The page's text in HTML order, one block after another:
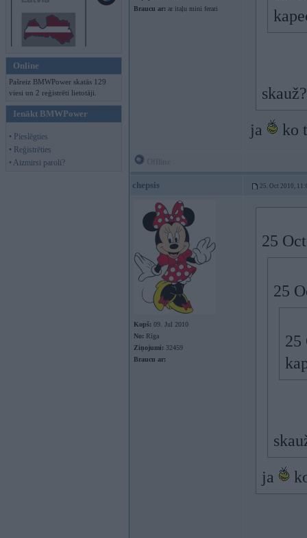
Online
Pašreiz BMWPower skatās 129
viesi un 2 reģistrēti lietotāji.
Ienākt BMWPower
• Pieslēgties
• Reģistrēties
• Aizmirsi paroli?
Braucu ar: ar itaļu mini ferari
ja ko
chepsis 25. Oct 2010,
Kopš: 09. Jul 2010
No: Rīga
Ziņojumi: 32459
Braucu ar:
25
25
25
ja